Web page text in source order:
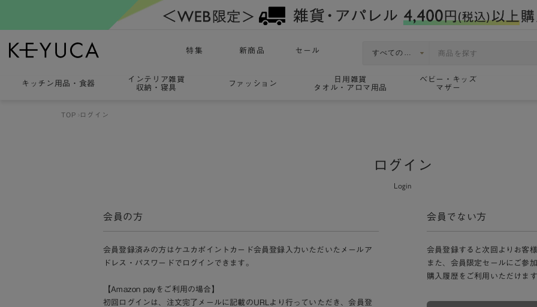
特集 新商品 セール
キッチン用品 ・ 食器
インテリア雑貨
収納・寝具
ファッション
日用雑貨
タオル・アロマ用品
ベビー・キッズ
マザー
TOP ログイン
ログイン
Login
会員の方
会員登録済みの方はケユカポイントカード会員登録入力いただいたメールア
ドレス・パスワードでログインできます。
【Amazon payをご利用の場合】
初回ログインは、注文完了メールに記載のURLより行っていただき、会員登
会員でない方
会員登録すると次回よりお客
また、会員限定セールにご参
購入履歴をご利用いただけま